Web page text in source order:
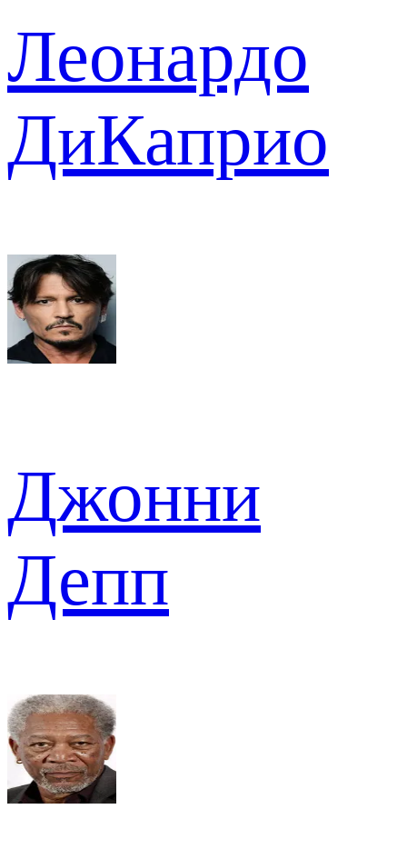
Леонардо
ДиКаприо
Джонни
Депп